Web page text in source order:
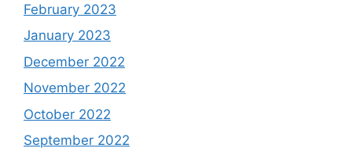
February 2023
January 2023
December 2022
November 2022
October 2022
September 2022